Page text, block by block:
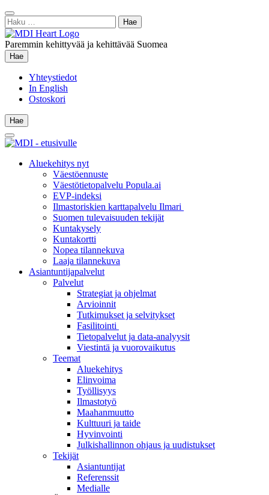
Siirry
sisältöön
Sulje
hae
Haku:
Paremmin kehittyvää ja kehittävää Suomea
Hae
Hae
Yhteystiedot
In English
Ostoskori
Hae
Hae
Main
Menu
Aluekehitys nyt
Väestöennuste
Väestötietopalvelu Popula.ai
EVP-indeksi
Ilmastoriskien karttapalvelu Ilmari
Suomen tulevaisuuden tekijät
Kuntakysely
Kuntakortti
Nopea tilannekuva
Laaja tilannekuva
Asiantuntijapalvelut
Palvelut
Strategiat ja ohjelmat
Arvioinnit
Tutkimukset ja selvitykset
Fasilitointi
Tietopalvelut ja data-analyysit
Viestintä ja vuorovaikutus
Teemat
Aluekehitys
Elinvoima
Työllisyys
Ilmastotyö
Maahanmuutto
Kulttuuri ja taide
Hyvinvointi
Julkishallinnon ohjaus ja uudistukset
Tekijät
Asiantuntijat
Referenssit
Medialle